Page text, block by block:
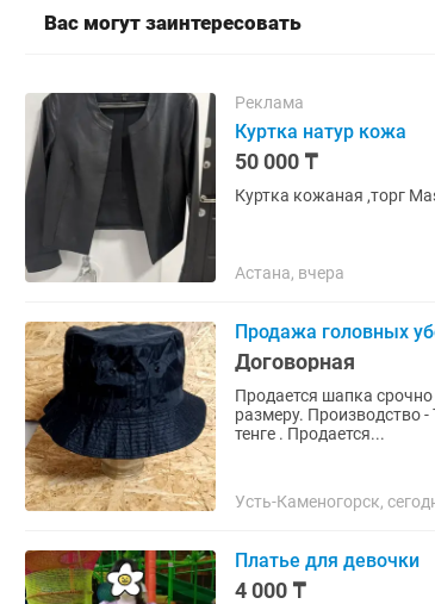
Вас могут заинтересовать
Реклама
Куртка натур кожа
50 000 ₸
Куртка кожаная ,торг
Астана, вчера
Продажа головных
Договорная
Продается шапка
размеру. Производство
тенге . Продается...
Усть-Каменогорск,
Платье для девочки
4 000 ₸